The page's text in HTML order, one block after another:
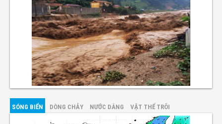
SÓNG BIỂN DÒNG CHẢY NƯỚC DÂNG VẬT THỂ TRÔI